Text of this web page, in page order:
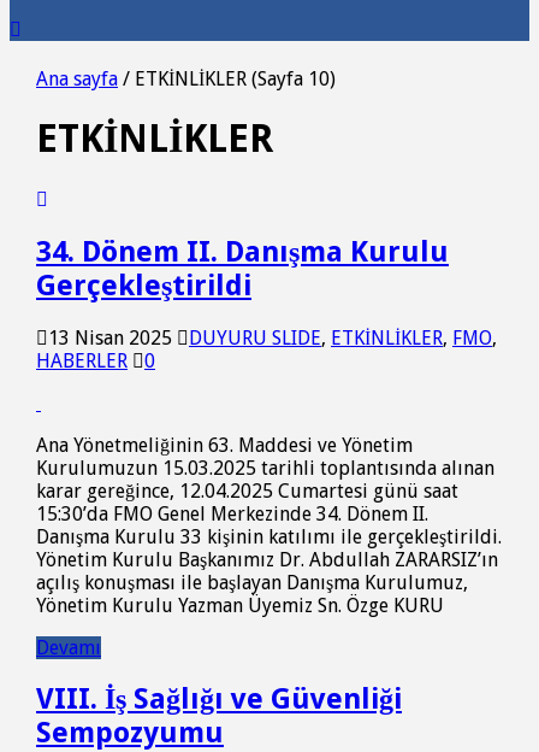
Ana sayfa / ETKİNLİKLER (Sayfa 10)
ETKİNLİKLER
34. Dönem II. Danışma Kurulu
Gerçekleştirildi
13 Nisan 2025 DUYURU SLIDE, ETKİNLİKLER, FMO,
HABERLER
0
Ana Yönetmeliğinin 63. Maddesi ve Yönetim
Kurulumuzun 15.03.2025 tarihli toplantısında alınan
karar gereğince, 12.04.2025 Cumartesi günü saat
15:30’da FMO Genel Merkezinde 34. Dönem II.
Danışma Kurulu 33 kişinin katılımı ile gerçekleştirildi.
Yönetim Kurulu Başkanımız Dr. Abdullah ZARARSIZ’ın
açılış konuşması ile başlayan Danışma Kurulumuz,
Yönetim Kurulu Yazman Üyemiz Sn. Özge KURU
Devamı
VIII. İş Sağlığı ve Güvenliği
Sempozyumu